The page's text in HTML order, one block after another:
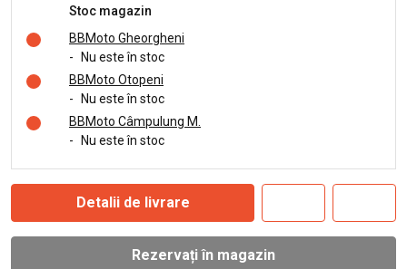
Stoc magazin
BBMoto Gheorgheni
-
Nu este în stoc
BBMoto Otopeni
-
Nu este în stoc
BBMoto Câmpulung M.
-
Nu este în stoc
Detalii de livrare
Rezervați în magazin